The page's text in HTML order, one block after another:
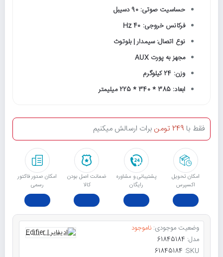
حساسیت صوتی: 90 دسیبل
فرکانس خروجی: 40 Hz
نوع اتصال: سیمدار | بلوتوث
مجهز به پورت AUX
وزن: 24 کیلوگرم
ابعاد: 385 * 340 * 225 میلیمتر
امکان تحویل
اکسپرس
پشتیبانی و مشاوره
رایگان
ﺿﻤﺎﻧﺖ اﺻﻞ ﺑﻮدن
ﮐﺎﻟﺎ
امکان صدور فاکتور
رسمی
فقط با 249 تومن برات ارسالش میکنیم
وضعیت موجودی: ناموجود
مدل: 61845184
SKU:
61845184